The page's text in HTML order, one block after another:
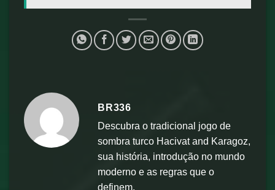
BR336
Descubra o tradicional jogo de
sombra turco Hacivat and Karagoz,
sua história, introdução no mundo
moderno e as regras que o
definem.